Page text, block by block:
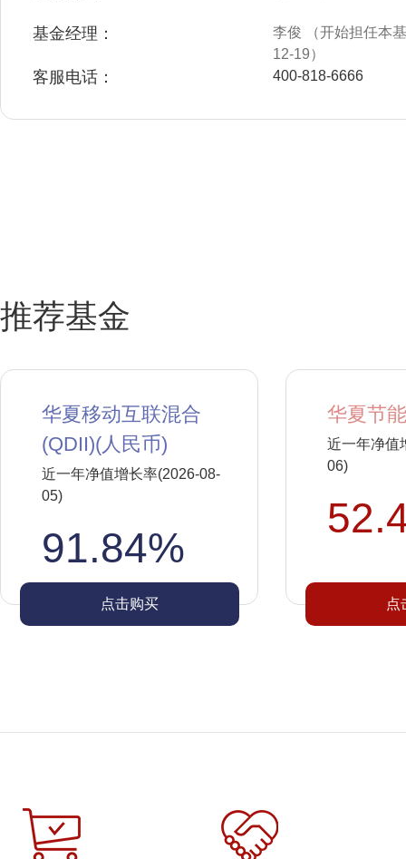
基金经理：
李俊 （开始担任本
12-19）
客服电话： 400-818-6666
推荐基金
华夏移动互联混合
(QDII)(人民币)
近一年净值增长率(2026-08-
05)
91.84%
点击购买
华夏节
近一年净值
06)
点